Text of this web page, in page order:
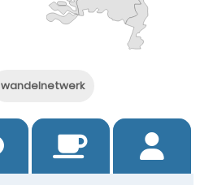
wandelnetwerk